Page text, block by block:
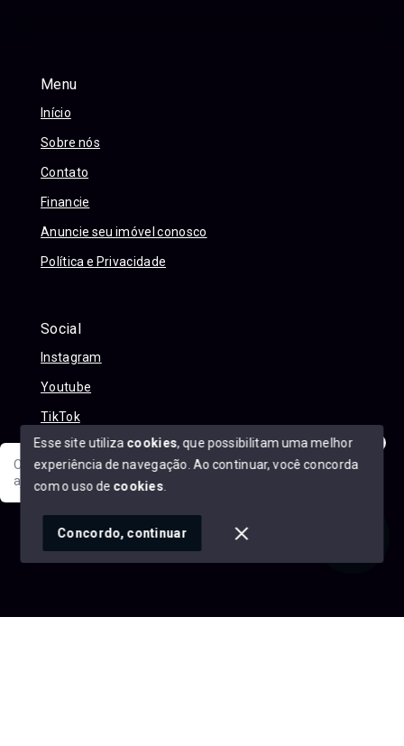
Olá! Sua jornada ao novo imóvel começa aqui. Como posso
ajudar?
Menu
Início
Sobre nós
Contato
Financie
Anuncie seu imóvel conosco
Política e Privacidade
Social
Instagram
Youtube
TikTok
© Copyright 2026 - Alexandre Abreu Imóveis - Todos os
SITE PARA IMOBILIARIA
Esse site utiliza cookies, que possibilitam uma melhor
experiência de navegação. Ao continuar, você concorda
com o uso de cookies
Concordo, continuar